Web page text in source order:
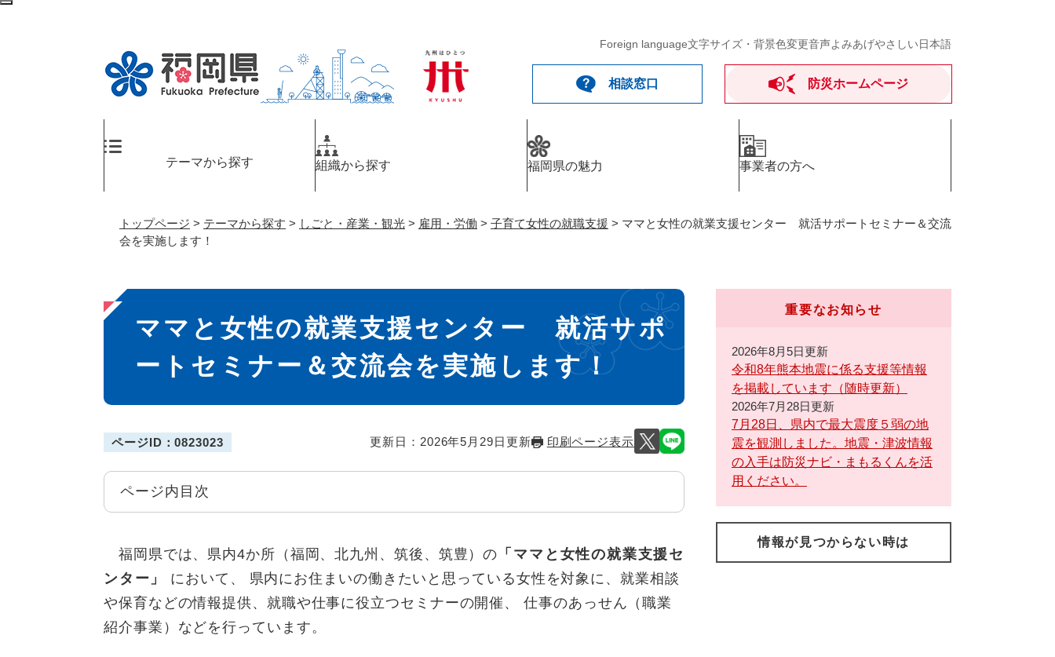
ペ
Foreign language文字サイズ・背景色変更音声よみあげやさしい日本語
相談窓口 防災ホームページ
テーマから探す 組織から探す 福岡県の魅力 事業者の方へ
トップページ > テーマから探す > しごと・産業・観光 > 雇用・労働 > 子育て女性の就職支援 > ママと女性の就業支援センター 就活サポートセミナー＆交流
会を実施します！
本
文
ママと女性の就業支援センター 就活サポ
ートセミナー＆交流会を実施します！
ページID：0823023 更新日：2026年5月29日更新 印刷ページ表示
ページ内目次
福岡県では、県内4か所（福岡、北九州、筑後、筑豊）の 「ママと女性の就業支援セ
ンター」
において、 県内にお住まいの働きたいと思っている女性を対象に、就業相談
や保育などの情報提供、就職や仕事に役立つセミナーの開催、 仕事のあっせん（職業
紹介事業）などを行っています。
重要なお知らせ
2026年8月5日更新
令和8年熊本地震に係る支援等情報
を掲載しています（随時更新）
2026年7月28日更新
7月28日、県内で最大震度５弱の地
震を観測しました。地震・津波情報
の入手は防災ナビ・まもるくんを活
用ください。
情報が見つからない時は